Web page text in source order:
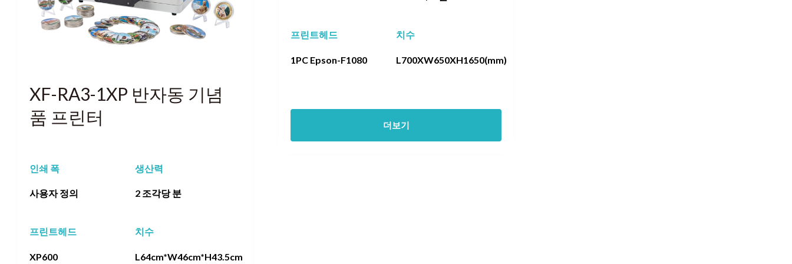
XF-RA3-1XP 반자동 기념
품 프린터
인쇄 폭
사용자 정의
생산력
2 조각당 분
프린트헤드
XP600
치수
L64cm*W46cm*H43.5cm
프린트헤드
1PC Epson-F1080
치수
L700XW650XH1650(mm)
더보기